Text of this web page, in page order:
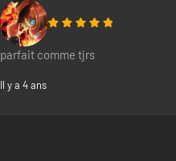
parfait comme tjrs
Il y a 4 ans